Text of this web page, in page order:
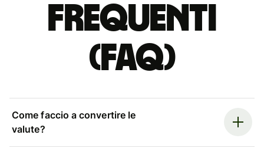
Frequenti
(FAQ)
Come faccio a convertire le
valute?